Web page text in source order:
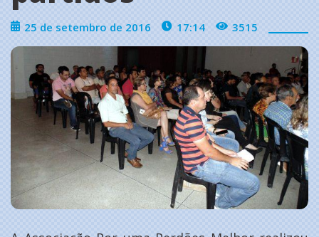
25 de setembro de 2016 17:14 3515